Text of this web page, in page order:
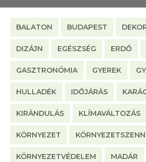
BALATON BUDAPEST
DIZÁJN EGÉSZSÉG ERDŐ
GASZTRONÓMIA GYEREK
HULLADÉK IDŐJÁRÁS
KIRÁNDULÁS KLÍMAVÁLTOZÁS
KÖRNYEZET
KÖRNYEZETVÉDELEM MADÁR